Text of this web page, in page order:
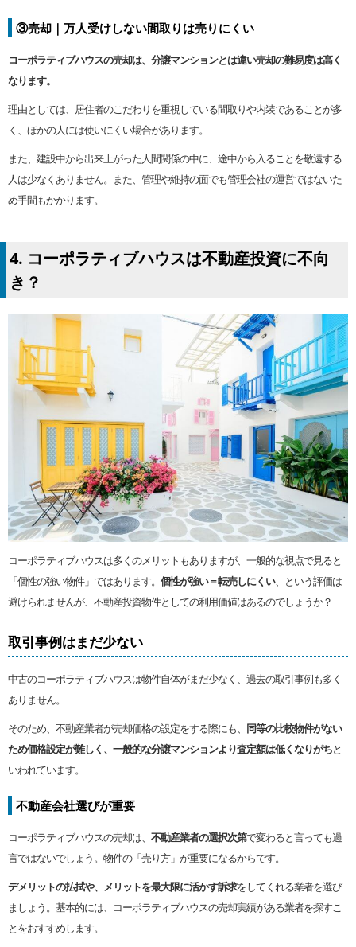
③売却｜万人受けしない間取りは売りにくい
コーポラティブハウスの売却は、分譲マンションとは違い売却の難易度は高く
なります。
理由としては、居住者のこだわりを重視している間取りや内装であることが多
く、ほかの人には使いにくい場合があります。
また、建設中から出来上がった人間関係の中に、途中から入ることを敬遠する
人は少なくありません。また、管理や維持の面でも管理会社の運営ではないた
め手間もかかります。
4. コーポラティブハウスは不動産投資に不向
き？
コーポラティブハウスは多くのメリットもありますが、一般的な視点で見ると
「個性の強い物件」ではあります。 個性が強い＝転売しにくい、という評価は
避けられませんが、不動産投資物件としての利用価値はあるのでしょうか？
取引事例はまだ少ない
中古のコーポラティブハウスは物件自体がまだ少なく、過去の取引事例も多く
ありません。
そのため、不動産業者が売却価格の設定をする際にも、 同等の比較物件がない
ため価格設定が難しく、一般的な分譲マンションより査定額は低くなりがちと
いわれています。
不動産会社選びが重要
コーポラティブハウスの売却は、 不動産業者の選択次第で変わると言っても過
言ではないでしょう。物件の「売り方」が重要になるからです。
デメリットの払拭や、メリットを最大限に活かす訴求をしてくれる業者を選び
ましょう。基本的には、コーポラティブハウスの売却実績がある業者を探すこ
とをおすすめします。